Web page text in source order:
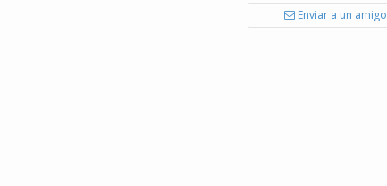
Enviar a un amigo